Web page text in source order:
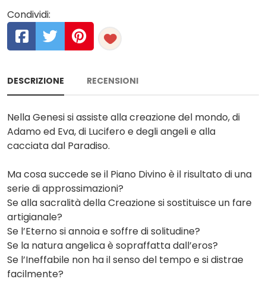
Condividi:
DESCRIZIONE RECENSIONI
Nella Genesi si assiste alla creazione del mondo, di
Adamo ed Eva, di Lucifero e degli angeli e alla
cacciata dal Paradiso.
Ma cosa succede se il Piano Divino è il risultato di una
serie di approssimazioni?
Se alla sacralità della Creazione si sostituisce un fare
artigianale?
Se l’Eterno si annoia e soffre di solitudine?
Se la natura angelica è sopraffatta dall’eros?
Se l’Ineffabile non ha il senso del tempo e si distrae
facilmente?